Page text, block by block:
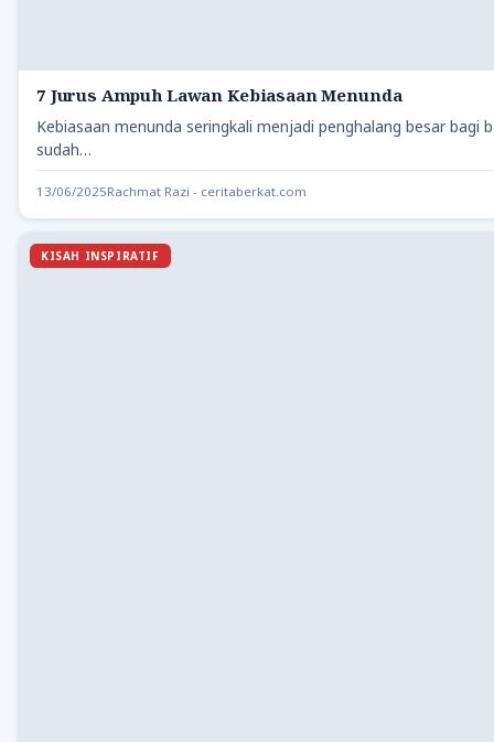
7 Jurus Ampuh Lawan Kebiasaan Menunda
Kebiasaan menunda seringkali menjadi penghalang besar
sudah…
13/06/2025Rachmat Razi - ceritaberkat.com
KISAH INSPIRATIF